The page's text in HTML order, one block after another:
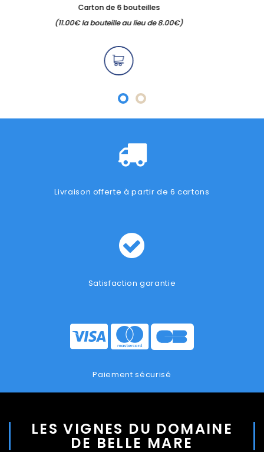
Carton de 6 bouteilles
(11.00€ la bouteille au lieu de 0.00€)
Livraison offerte à partir de 6 cartons
Satisfaction garantie
Paiement sécurisé
LES VIGNES DU DOMAINE
DE BELLE MARE